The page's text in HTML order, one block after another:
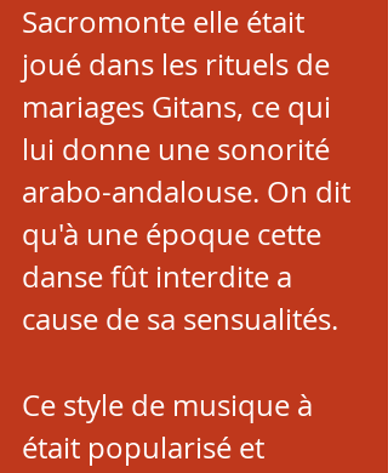
Sacromonte elle était
joué dans les rituels de
mariages Gitans, ce qui
lui donne une sonorité
arabo-andalouse. On dit
qu'à une époque cette
danse fût interdite a
cause de sa sensualités.
Ce style de musique à
était popularisé et